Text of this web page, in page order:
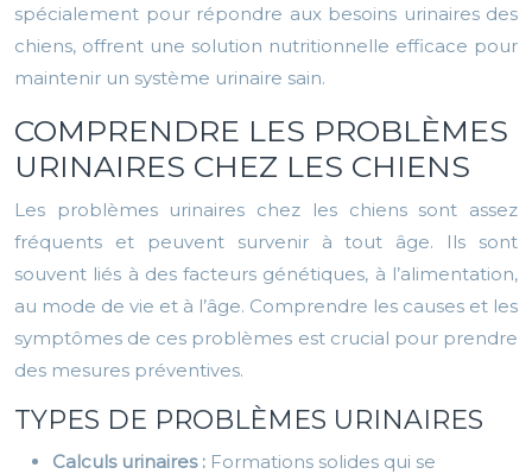
spécialement pour répondre aux besoins urinaires des
chiens, offrent une solution nutritionnelle efficace pour
maintenir un système urinaire sain.
COMPRENDRE LES PROBLÈMES
URINAIRES CHEZ LES CHIENS
Les problèmes urinaires chez les chiens sont assez
fréquents et peuvent survenir à tout âge. Ils sont
souvent liés à des facteurs génétiques, à l’alimentation,
au mode de vie et à l’âge. Comprendre les causes et les
symptômes de ces problèmes est crucial pour prendre
des mesures préventives.
TYPES DE PROBLÈMES URINAIRES
Calculs urinaires : Formations solides qui se